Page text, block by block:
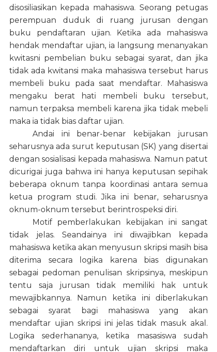
disosiliasikan kepada mahasiswa. Seorang petugas
perempuan duduk di ruang jurusan dengan
buku pendaftaran ujian. Ketika ada mahasiswa
hendak mendaftar ujian, ia langsung menanyakan
kwitasni pembelian buku sebagai syarat, dan jika
tidak ada kwitansi maka mahasiswa tersebut harus
membeli buku pada saat mendaftar. Mahasiswa
mengaku berat hati membeli buku tersebut,
namun terpaksa membeli karena jika tidak mebeli
maka ia tidak bias daftar ujian.
Andai ini benar-benar kebijakan jurusan
seharusnya ada surut keputusan (SK) yang disertai
dengan sosialisasi kepada mahasiswa. Namun patut
dicurigai juga bahwa ini hanya keputusan sepihak
beberapa oknum tanpa koordinasi antara semua
ketua program studi. Jika ini benar, seharusnya
oknum-oknum tersebut berintrospeksi diri.
Motif pemberlakukan kebijakan ini sangat
tidak jelas. Seandainya ini diwajibkan kepada
mahasiswa ketika akan menyusun skripsi masih bisa
diterima secara logika karena bias digunakan
sebagai pedoman penulisan skripsinya, meskipun
tentu saja jurusan tidak memiliki hak untuk
mewajibkannya. Namun ketika ini diberlakukan
sebagai syarat bagi mahasiswa yang akan
mendaftar ujian skripsi ini jelas tidak masuk akal.
Logika sederhananya, ketika masasiswa sudah
mendaftarkan diri untuk ujian skripsi maka